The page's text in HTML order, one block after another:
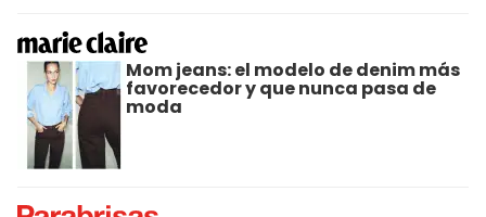
Mom jeans: el modelo de denim más
favorecedor y que nunca pasa de
moda